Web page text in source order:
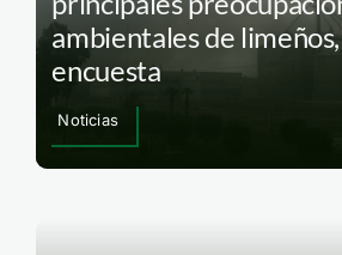
ambientales de
encuesta
Noticias